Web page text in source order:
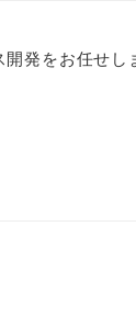
開発をお任せし